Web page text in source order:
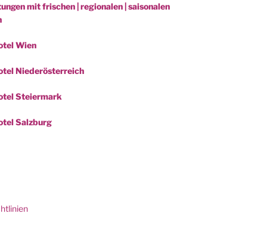
mit frischen | regionalen | saisonalen
Wien
Niederösterreich
Steiermark
Salzburg